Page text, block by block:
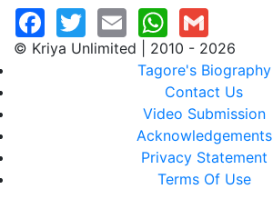
© Kriya Unlimited | 2010 - 2026
Tagore's Biography
Contact Us
Video Submission
Acknowledgements
Privacy Statement
Terms Of Use